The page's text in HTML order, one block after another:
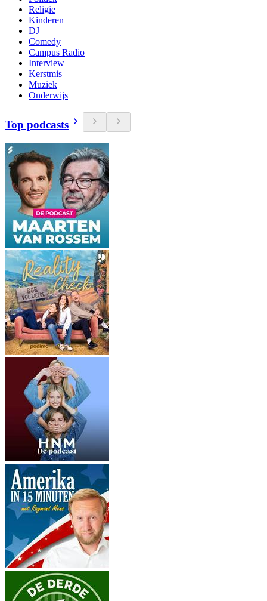
Religie
Kinderen
DJ
Comedy
Campus Radio
Interview
Kerstmis
Muziek
Onderwijs
Top podcasts